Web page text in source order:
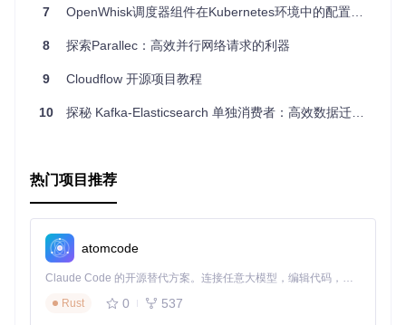
兼容性广泛：支持不同版本的 Kafka，例如从 0.8.1.1 到 0.
8.2.0。
总结来说，akka-kafka 是一种强大而灵活的 Kafka 消费者实
现，尤其适合需要高效处理和可靠性的实时流处理场景。它的
易用性和高度定制性使得它成为开发人员在构建复杂消息系统
时的理想选择。
7 OpenWhisk调度器组件在Kubernetes环境中的配置要点
8 探索Parallec：高效并行网络请求的利器
9 Cloudflow 开源项目教程
10 探秘 Kafka-Elasticsearch 单独消费者：高效数据迁移的利器！
热门项目推荐
atomcode
Claude Code 的开源替代方案。连接任意大模型，编辑代码，运行命令，自动验证 — 全自动执行。用 Rust 构建，极致性能。 ｜ An open-source alternative to Claude Code. Connect any LLM, edit code, run commands, and verify changes — autonomously. Built in Rust for speed. Get Started
Rust
0 537